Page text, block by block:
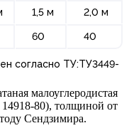
1,5 м 2,0 м
60 40
согласно ТУ:ТУ3449-
малоуглеродистая
80), толщиной от
Сендзимира.